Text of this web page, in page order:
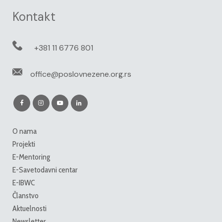
Kontakt
+381 11 6776 801
office@poslovnezene.org.rs
O nama
Projekti
E-Mentoring
E-Savetodavni centar
E-IBWC
Članstvo
Aktuelnosti